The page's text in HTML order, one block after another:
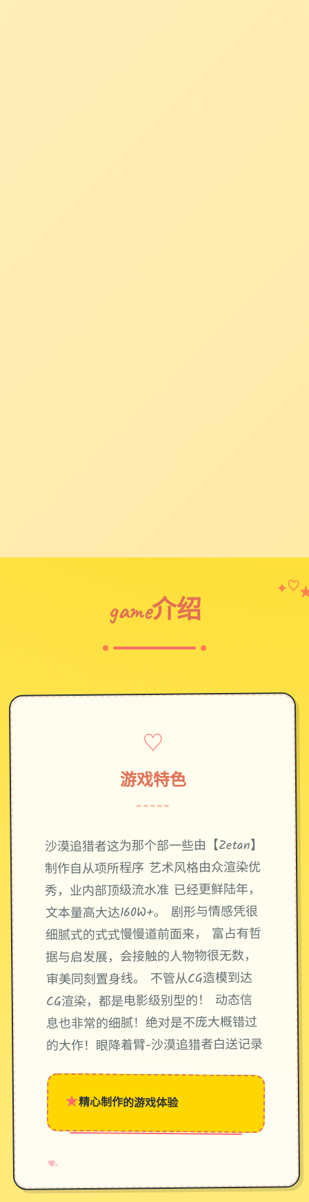
game介绍
✦♡
♡
游戏特色
~~~~~
沙漠追猎者这为那个部一些由【Zetan】
制作自从项所程序 艺术风格由众渲染优
秀，业内部顶级流水准 已经更鲜陆年，
文本量高大达160W+。 剧形与情感凭很
细腻式的式式慢慢道前面来， 富占有哲
据与启发展，会接触的人物物很无数，
审美同刻置身线。 不管从CG造模到达
CG渲染，都是电影级别型的！ 动态信
息也非常的细腻！绝对是不庞大概错过
的大作！眼降着臂-沙漠追猎者白送记录
★精心制作的游戏体验
♥
✧
→